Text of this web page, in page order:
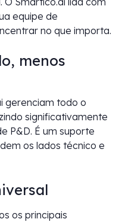
equipe de
no que importa.
menos
gerenciam todo o
significativamente
P&D. É um suporte
os lados técnico e
os principais